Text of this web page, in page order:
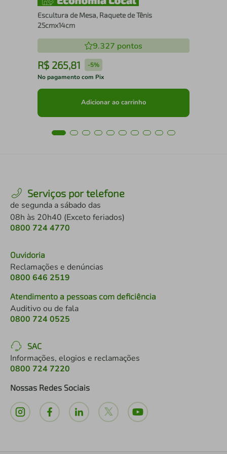
Escultura de Mesa, Raquete de Tênis
25cmx14cm
9.327 pontos
R$ 265,81 -5%
No pagamento com Pix
Adicionar ao carrinho
Serviços por telefone
de segunda a sábado das
08h às 20h40 (Exceto feriados)
0800 724 4770
Ouvidoria
Reclamações e denúncias
0800 646 2519
Atendimento a pessoas com deficiência
Auditivo ou de fala
0800 724 0525
SAC
Informações, elogios e reclamações
0800 724 7220
Nossas Redes Sociais